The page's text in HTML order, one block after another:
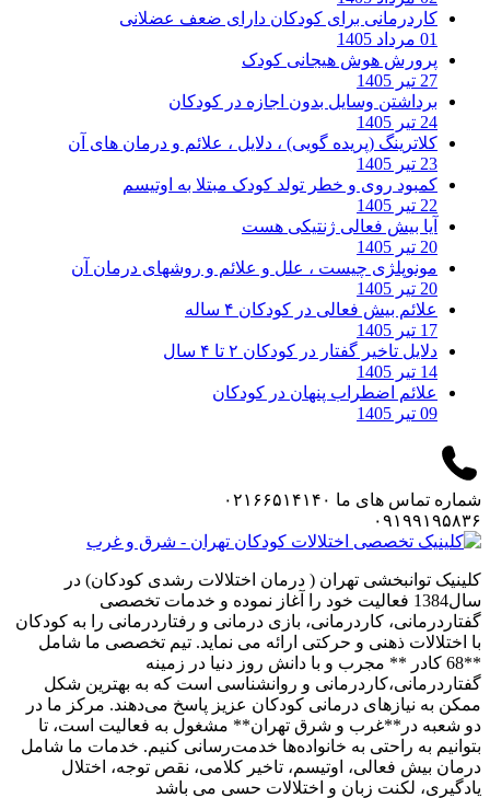
کاردرمانی برای کودکان دارای ضعف عضلانی
01 مرداد 1405
پرورش هوش هیجانی کودک
27 تیر 1405
برداشتن وسایل بدون اجازه در کودکان
24 تیر 1405
کلاترینگ (پریده گویی) ، دلایل ، علائم و درمان های آن
23 تیر 1405
کمبود روی و خطر تولد کودک مبتلا به اوتیسم
22 تیر 1405
آیا بیش فعالی ژنتیکی هست
20 تیر 1405
مونوپلژی چیست ، علل و علائم و روشهای درمان آن
20 تیر 1405
علائم بیش فعالی در کودکان ۴ ساله
17 تیر 1405
دلایل تاخیر گفتار در کودکان ۲ تا ۴ سال
14 تیر 1405
علائم اضطراب پنهان در کودکان
09 تیر 1405
شماره تماس های ما ۰۲۱۶۶۵۱۴۱۴۰
۰۹۱۹۹۱۹۵۸۳۶
کلینیک توانبخشی تهران ( درمان اختلالات رشدی کودکان) در
سال1384 فعالیت خود را آغاز نموده و خدمات تخصصی
گفتاردرمانی، کاردرمانی، بازی درمانی و رفتاردرمانی را به کودکان
با اختلالات ذهنی و حرکتی ارائه می نماید. تیم تخصصی ما شامل
**68 کادر ** مجرب و با دانش روز دنیا در زمینه
گفتاردرمانی،کاردرمانی و روانشناسی است که به بهترین شکل
ممکن به نیازهای درمانی کودکان عزیز پاسخ می‌دهند. مرکز ما در
دو شعبه در**غرب و شرق تهران** مشغول به فعالیت است، تا
بتوانیم به راحتی به خانواده‌ها خدمت‌رسانی کنیم. خدمات ما شامل
درمان بیش فعالی، اوتیسم، تاخیر کلامی، نقص توجه، اختلال
یادگیری، لکنت زبان و اختلالات حسی می باشد